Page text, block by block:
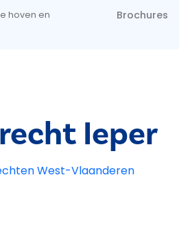
gaan
hoven en
Brochures
Ieper
West-Vlaanderen